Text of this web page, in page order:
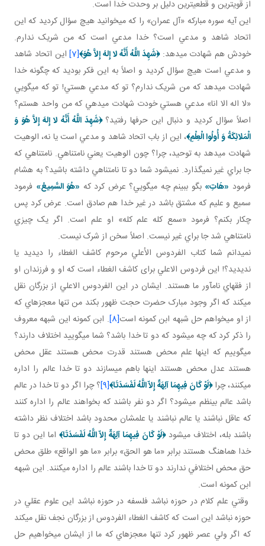
از قوي ترين و قطعي ترين دليل بر وحدت خدا است.
اين آيه سوره مبارکه «آل عمران» را که مي خوانيد هيچ سؤال کرديد که اين
اتحاد شاهد و مدعي است؟ خدا مدعي است که من شريک ندارم.
خودش هم شهادت مي دهد:﴿شَهِدَ اللَّهُ أَنَّهُ لا إِلهَ إِلاَّ هُوَ﴾[7] اين اتحاد شاهد
و مدعي است هيچ سؤال کرديد و اصلاً به اين فکر بوديد که چگونه خدا
شهادت مي دهد که من شريک ندارم؟ تو که مدعي هستي! تو که مي گويي
«لا اله الا انا» مدعي هستي خودت شهادت مي دهي که من واحد هستم؟
اصلاً سؤال کرديد و دنبال اين حرف ها رفتيد؟﴿شَهِدَ اللَّهُ أَنَّهُ لا إِلهَ إِلاَّ هُوَ وَ
الْمَلائِكَةُ وَ أُولُوا الْعِلْمِ﴾، اين از باب اتحاد شاهد و مدعي است يا نه، الوهيت
شهادت مي دهد به توحيد، چرا؟ چون الوهيت يعني نامتناهي. نامتناهي که
جا براي غير نمي گذارد. نمی­شود شما دو تا نامتناهي داشته باشيد؟ به هشام
فرمود «هَاتِ» بگو ببينم چه مي گويي؟ عرض کرد که «هُوَ السَّمِيعُ» فرمود
سميع و عليم که مشتق باشد در غير خدا هم صادق است. عرض کرد پس
چکار بکنم؟ فرمود «سمع کله علم کله» او علم است. اگر يک چيزي
نامتناهي شد جا براي غير نيست. اصلاً سخن از شرک نيست.
نمي دانم شما کتاب الفردوس الأعلي مرحوم کاشف الغطاء را ديديد يا
نديديد؟! اين فردوس الاعلي برای کاشف الغطاء است که او و فرزندان او
از فقهاي نام آور ما هستند. ايشان در اين الفردوس الاعلي از بزرگان نقل
مي کند که اگر وجود مبارک حضرت حجت ظهور بکند من تنها معجزه اي که
از او مي خواهم حل شبهه ابن کمونه است[8] . ابن کمونه اين شبهه معروف
را ذکر کرد که چه مي شود که دو تا خدا باشد؟ شما مي گوييد اختلاف دارند؟
مي گوييم که اينها علم محض هستند قدرت محض هستند عقل محض
هستند عدل محض هستند اينها باهم مي سازند دو تا خدا عالم را اداره
مي کنند، چرا﴿لَوْ كَانَ فِيهِمَا آلِهَةٌ إِلاّ اللَّهُ لَفَسَدَتَا﴾[9] ؟ چرا اگر دو تا خدا در عالم
باشد عالم بي نظم مي شود؟ اگر دو نفر باشند که بخواهند عالم را اداره کنند
که عاقل نباشند يا عالم نباشند يا علمشان محدود باشد اختلاف نظر داشته
باشند بله، اختلاف مي شود﴿لَوْ كَانَ فِيهِمَا آلِهَةٌ إِلاّ اللَّهُ لَفَسَدَتَا﴾ اما اين دو تا
خدا هماهنگ هستند برابر «ما هو الحق» برابر «ما هو الواقع» طلق محض
حق محض اختلافي ندارند دو تا خدا باشند عالم را اداره می­کنند. اين شبهه
ابن کمونه است.
وقتي علم کلام در حوزه نباشد فلسفه در حوزه نباشد اين علوم عقلي در
حوزه نباشد اين است که کاشف الغطاء الفردوس از بزرگان نجف نقل مي کند
که اگر ولي عصر ظهور کرد تنها معجزه اي که ما از ايشان مي خواهيم حل